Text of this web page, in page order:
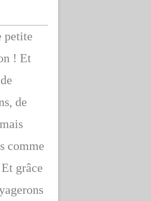
petite
! Et
de
comme
grâce